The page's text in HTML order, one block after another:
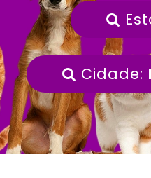
Cidade: